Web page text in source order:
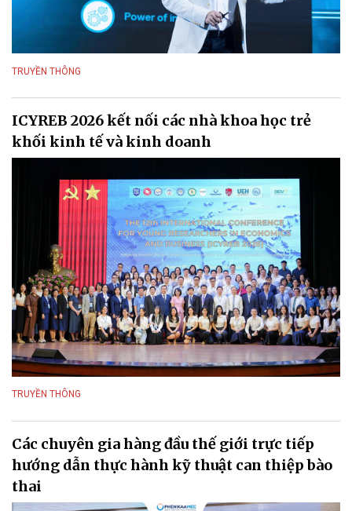
TRUYỀN THÔNG
ICYREB 2026 kết nối các nhà khoa học trẻ
khối kinh tế và kinh doanh
TRUYỀN THÔNG
Các chuyên gia hàng đầu thế giới trực tiếp
hướng dẫn thực hành kỹ thuật can thiệp bào
thai